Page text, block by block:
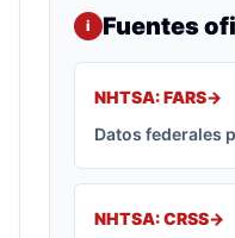
i Fuentes
NHTSA: FARS->
Datos federales
NHTSA: CRSS->